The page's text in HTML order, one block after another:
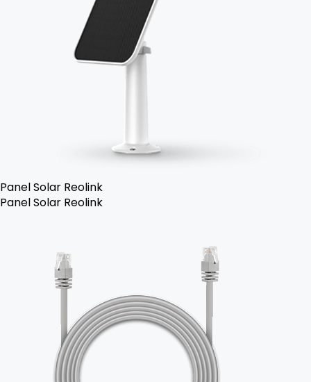
Panel Solar Reolink
Panel Solar Reolink